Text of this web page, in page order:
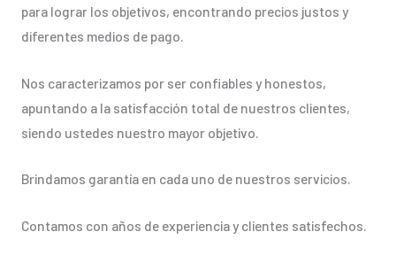
para lograr los objetivos, encontrando precios justos y
diferentes medios de pago.
Nos caracterizamos por ser confiables y honestos,
apuntando a la satisfacción total de nuestros clientes,
siendo ustedes nuestro mayor objetivo.
Brindamos garantía en cada uno de nuestros servicios.
Contamos con años de experiencia y clientes satisfechos.